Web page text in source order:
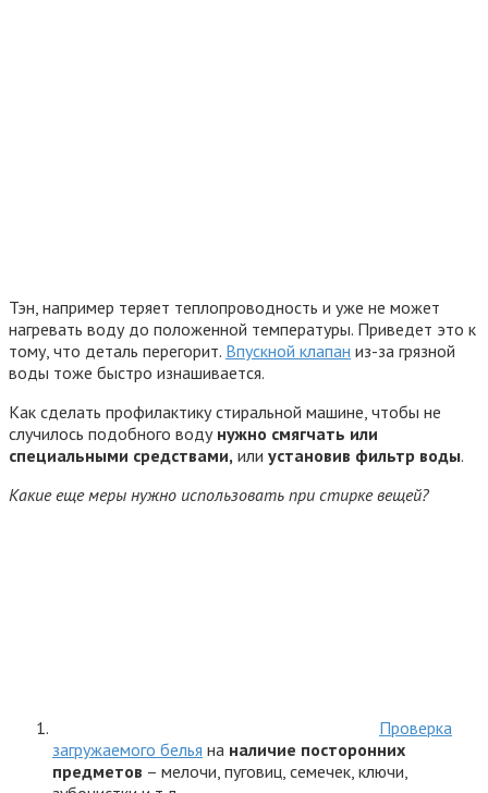
Тэн, например теряет теплопроводность и уже не может
нагревать воду до положенной температуры. Приведет это к
тому, что деталь перегорит. Впускной клапан из-за грязной
воды тоже быстро изнашивается.
Как сделать профилактику стиральной машине, чтобы не
случилось подобного водунужно смягчать или
специальными средствами, или установив фильтр воды.
Какие еще меры нужно использовать при стирке вещей?
Проверка
загружаемого белья на наличие посторонних
предметов – мелочи, пуговиц, семечек, ключи,